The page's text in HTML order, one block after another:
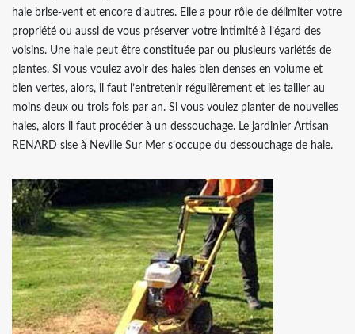
haie brise-vent et encore d’autres. Elle a pour rôle de délimiter votre
propriété ou aussi de vous préserver votre intimité à l’égard des
voisins. Une haie peut être constituée par ou plusieurs variétés de
plantes. Si vous voulez avoir des haies bien denses en volume et
bien vertes, alors, il faut l’entretenir régulièrement et les tailler au
moins deux ou trois fois par an. Si vous voulez planter de nouvelles
haies, alors il faut procéder à un dessouchage. Le jardinier Artisan
RENARD sise à Neville Sur Mer s’occupe du dessouchage de haie.